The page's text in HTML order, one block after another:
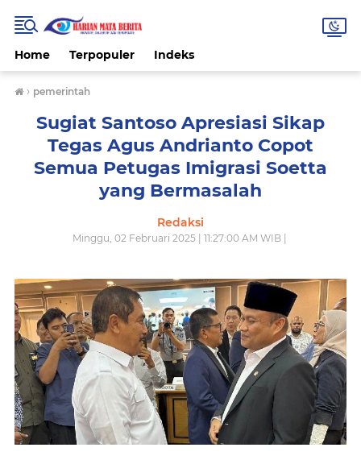
Home Terpopuler Indeks
› pemerintah
Sugiat Santoso Apresiasi Sikap
Tegas Agus Andrianto Copot
Semua Petugas Imigrasi Soetta
yang Bermasalah
Redaksi
Minggu, 02 Februari 2025 | 11:27:00 AM WIB |